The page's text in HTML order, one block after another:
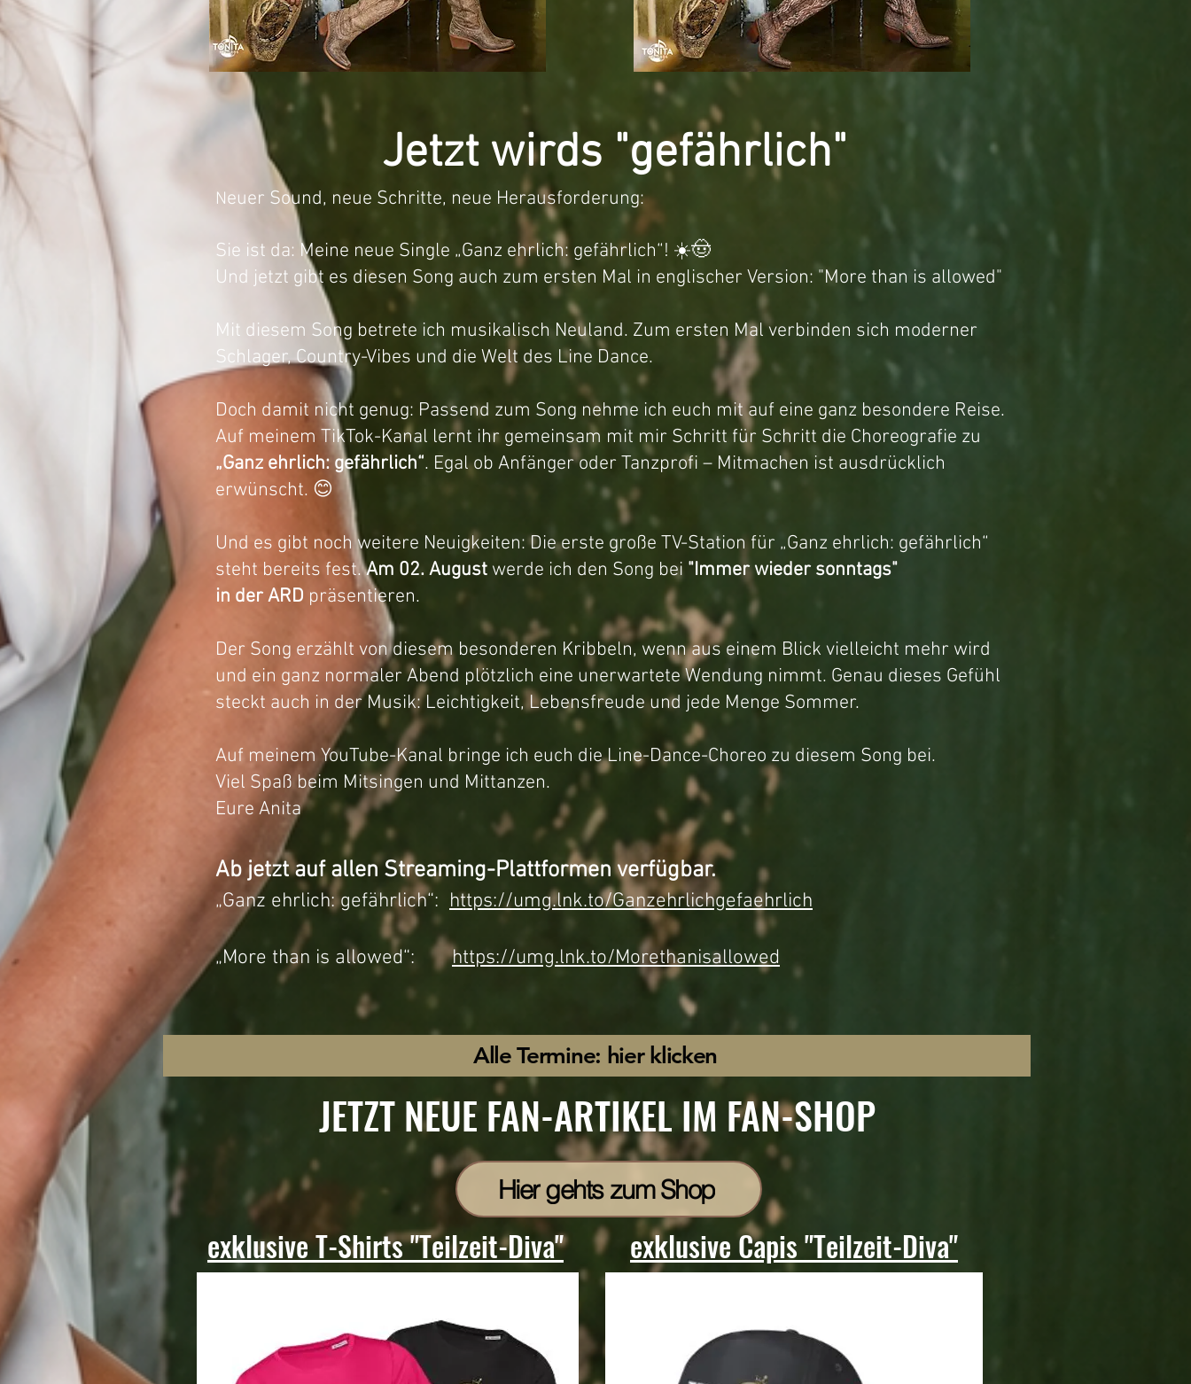
Jetzt wirds "gefährlich"
Neuer Sound, neue Schritte, neue Herausforderung:
Sie ist da: Meine neue Single „Ganz ehrlich: gefährlich“! ☀️🤠
Und jetzt gibt es diesen Song auch zum ersten Mal in englischer Version: "More than is allowed"
Mit diesem Song betrete ich musikalisch Neuland. Zum ersten Mal verbinden sich moderner
Schlager, Country-Vibes und die Welt des Line Dance.
Doch damit nicht genug: Passend zum Song nehme ich euch mit auf eine ganz besondere Reise.
Auf meinem TikTok-Kanal lernt ihr gemeinsam mit mir Schritt für Schritt die Choreografie zu
„Ganz ehrlich: gefährlich“. Egal ob Anfänger oder Tanzprofi – Mitmachen ist ausdrücklich
erwünscht. 😊
Und es gibt noch weitere Neuigkeiten: Die erste große TV-Station für „Ganz ehrlich: gefährlich“
steht bereits fest.Am 02. August werde ich den Song bei "Immer wieder sonntags"
in der ARD präsentieren.
Der Song erzählt von diesem besonderen Kribbeln, wenn aus einem Blick vielleicht mehr wird
und ein ganz normaler Abend plötzlich eine unerwartete Wendung nimmt. Genau dieses Gefühl
steckt auch in der Musik: Leichtigkeit, Lebensfreude und jede Menge Sommer.
Auf meinem YouTube-Kanal bringe ich euch die Line-Dance-Choreo zu diesem Song bei.
Viel Spaß beim Mitsingen und Mittanzen.
Eure Anita
Ab jetzt auf allen Streaming-Plattformen verfügbar.
„Ganz ehrlich: gefährlich“: https://umg.lnk.to/Ganzehrlichgefaehrlich
„More than is allowed“:https://umg.lnk.to/Morethanisallowed
Alle Termine: hier klicken
JETZT NEUE FAN-ARTIKEL IM FAN-SHOP
Hier gehts zum Shop
exklusive T-Shirts "Teilzeit-Diva" exklusive Capis "Teilzeit-Diva"